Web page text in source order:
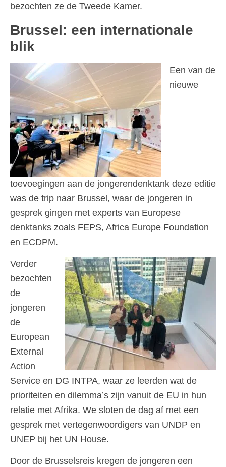
bezochten ze de Tweede Kamer.
Brussel: een internationale
blik
Een van de
nieuwe
toevoegingen aan de jongerendenktank deze editie
was de trip naar Brussel, waar de jongeren in
gesprek gingen met experts van Europese
denktanks zoals FEPS, Africa Europe Foundation
en ECDPM.
Verder
bezochten
de
jongeren
de
European
External
Action
Service en DG INTPA, waar ze leerden wat de
prioriteiten en dilemma’s zijn vanuit de EU in hun
relatie met Afrika. We sloten de dag af met een
gesprek met vertegenwoordigers van UNDP en
UNEP bij het UN House.
Door de Brusselsreis kregen de jongeren een